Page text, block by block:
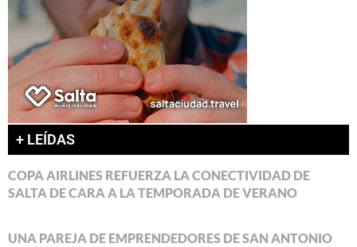
+ LEÍDAS
COPA AIRLINES REFUERZA LA CONECTIVIDAD DE
SALTA DE CARA A LA TEMPORADA DE VERANO
UNA PAREJA DE EMPRENDEDORES DE SAN ANTONIO